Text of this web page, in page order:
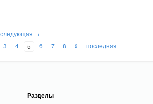
следующая →
3 4 5 6 7 8 9 последняя
Разделы